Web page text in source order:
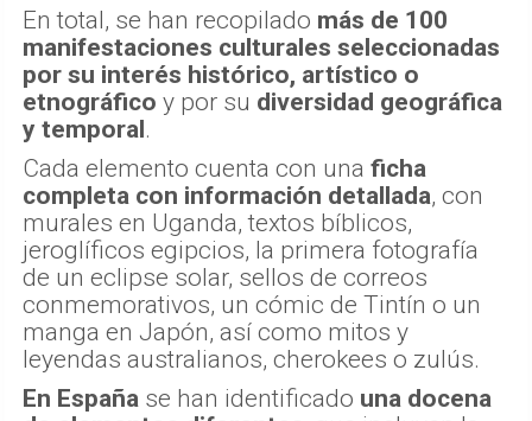
En total, se han recopilado más de 100
manifestaciones culturales seleccionadas
por su interés histórico, artístico o
etnográfico y por su diversidad geográfica
y temporal .
Cada elemento cuenta con una ficha
completa con información detallada, con
murales en Uganda, textos bíblicos,
jeroglíficos egipcios, la primera fotografía
de un eclipse solar, sellos de correos
conmemorativos, un cómic de Tintín o un
manga en Japón, así como mitos y
leyendas australianos, cherokees o zulús.
En España se han identificado una docena